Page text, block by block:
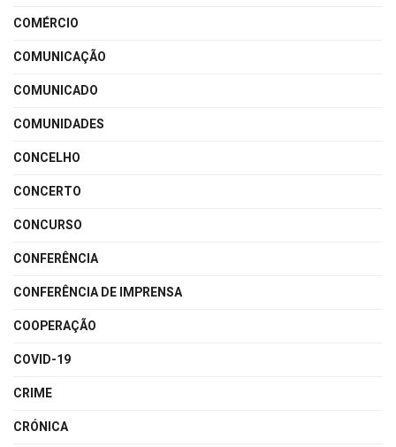
COMÉRCIO
COMUNICAÇÃO
COMUNICADO
COMUNIDADES
CONCELHO
CONCERTO
CONCURSO
CONFERÊNCIA
CONFERÊNCIA DE IMPRENSA
COOPERAÇÃO
COVID-19
CRIME
CRÓNICA